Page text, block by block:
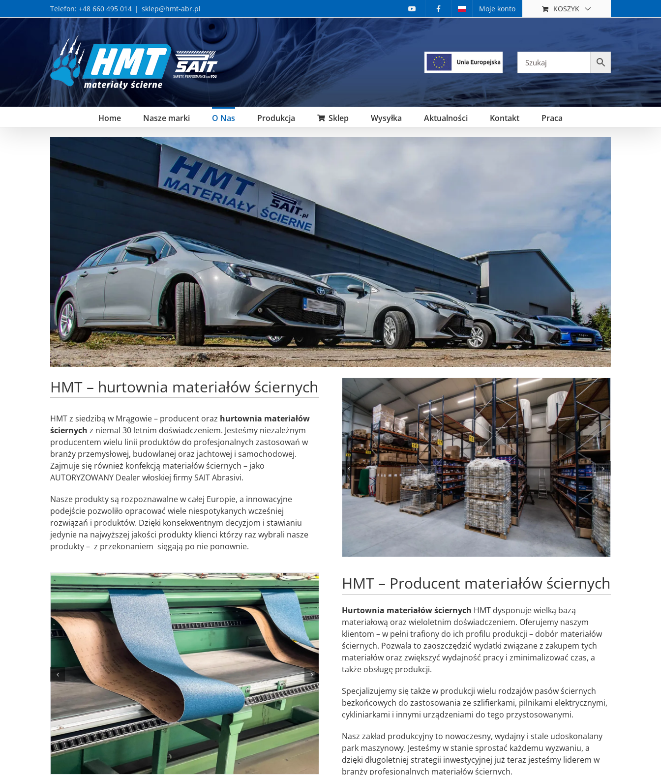
to
Telefon: +48 660 495 014 | sklep@hmt-abr.pl Moje konto KOSZYK
Home Nasze marki O Nas Produkcja Sklep Wysyłka Aktualności Kontakt Praca
HMT – hurtownia materiałów ściernych
HMT z siedzibą w Mrągowie – producent oraz hurtownia materiałów
ściernych z niemal 30 letnim doświadczeniem. Jesteśmy niezależnym
producentem wielu linii produktów do profesjonalnych zastosowań w
branży przemysłowej, budowlanej oraz jachtowej i samochodowej.
Zajmuje się również konfekcją materiałów ściernych – jako
AUTORYZOWANY Dealer włoskiej firmy SAIT Abrasivi.
Nasze produkty są rozpoznawalne w całej Europie, a innowacyjne
podejście pozwoliło opracować wiele niespotykanych wcześniej
rozwiązań i produktów. Dzięki konsekwentnym decyzjom i stawianiu
jedynie na najwyższej jakości produkty klienci którzy raz wybrali nasze
produkty – z przekonaniem sięgają po nie ponownie.
HMT – Producent materiałów ściernych
Hurtownia materiałów ściernych HMT dysponuje wielką bazą
materiałową oraz wieloletnim doświadczeniem. Oferujemy naszym
klientom – w pełni trafiony do ich profilu produkcji – dobór materiałów
ściernych. Pozwala to zaoszczędzić wydatki związane z zakupem tych
materiałów oraz zwiększyć wydajność pracy i zminimalizować czas, a
także obsługę produkcji.
Specjalizujemy się także w produkcji wielu rodzajów pasów ściernych
bezkońcowych do zastosowania ze szlifierkami, pilnikami elektrycznymi,
cykliniarkami i innymi urządzeniami do tego przystosowanymi.
Nasz zakład produkcyjny to nowoczesny, wydajny i stale udoskonalany
park maszynowy. Jesteśmy w stanie sprostać każdemu wyzwaniu, a
dzięki długoletniej strategii inwestycyjnej już teraz jesteśmy liderem w
branży profesjonalnych materiałów ściernych.